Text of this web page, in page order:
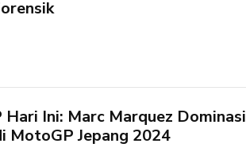
Ini: Marc Marquez Dominasi
MotoGP Jepang 2024